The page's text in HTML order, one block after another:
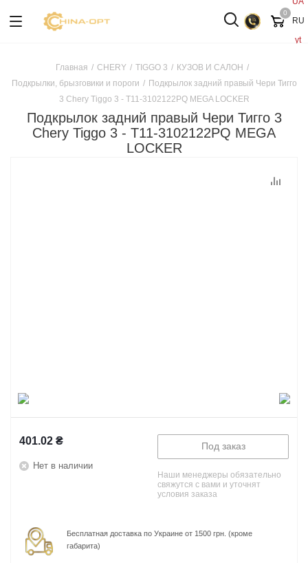
RU
yt
0
Главная / CHERY / TIGGO 3 / КУЗОВ И САЛОН /
Подкрылки, брызговики и пороги / Подкрылок задний правый Чери Тигго
3 Chery Tiggo 3 - T11-3102122PQ MEGA LOCKER
Подкрылок задний правый Чери Тигго 3
Chery Tiggo 3 - T11-3102122PQ MEGA
LOCKER
401.02 ₴
Нет в наличии
Под заказ
Наши менеджеры обязательно
свяжутся с вами и уточнят
условия заказа
Бесплатная доставка по Украине от 1500 грн. (кроме
габарита)